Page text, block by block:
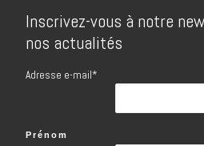
Inscrivez-vous à notre
nos actualités
Adresse e-mail*
Prénom